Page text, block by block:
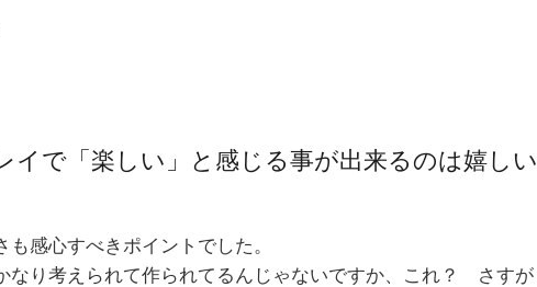
イで「楽しい」と感じる事が出来るのは嬉しい
感心すべきポイントでした。
なり考えられて作られてるんじゃないですか、これ？ さすが